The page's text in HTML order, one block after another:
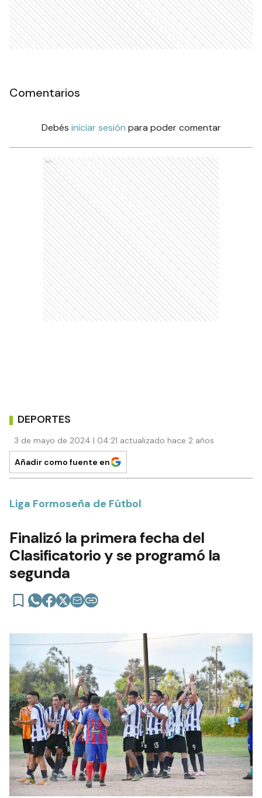
Comentarios
Debés iniciar sesión para poder comentar
Ads
DEPORTES
3 de mayo de 2024 | 04:21 actualizado hace 2 años
Añadir como fuente en
Liga Formoseña de Fútbol
Finalizó la primera fecha del
Clasificatorio y se programó la
segunda